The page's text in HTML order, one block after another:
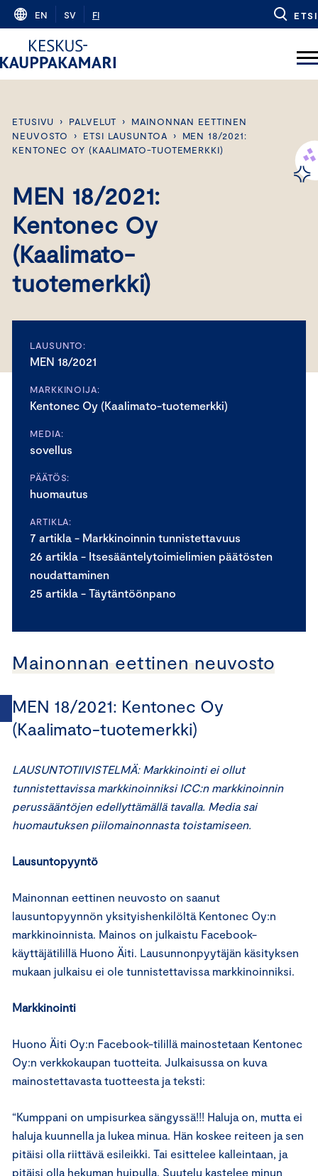
Skip
content
EN SV FI ETSI
ETUSIVU › PALVELUT ›
MAINONNAN EETTINEN
NEUVOSTO
› ETSI LAUSUNTOA ›
MEN 18/2021:
KENTONEC OY (KAALIMATO-TUOTEMERKKI)
MEN 18/2021:
Kentonec Oy
(Kaalimato-
tuotemerkki)
LAUSUNTO:
MEN 18/2021
MARKKINOIJA:
Kentonec Oy (Kaalimato-tuotemerkki)
MEDIA:
sovellus
PÄÄTÖS:
huomautus
ARTIKLA:
7 artikla - Markkinoinnin tunnistettavuus
26 artikla - Itsesääntelytoimielimien päätösten
noudattaminen
25 artikla - Täytäntöönpano
Mainonnan eettinen neuvosto
MEN 18/2021: Kentonec Oy
(Kaalimato-tuotemerkki)
LAUSUNTOTIIVISTELMÄ: Markkinointi ei ollut
tunnistettavissa markkinoinniksi ICC:n markkinoinnin
perussääntöjen edellyttämällä tavalla. Media sai
huomautuksen piilomainonnasta toistamiseen.
Lausuntopyyntö
Mainonnan eettinen neuvosto on saanut
lausuntopyynnön yksityishenkilöltä Kentonec Oy:n
markkinoinnista. Mainos on julkaistu Facebook-
käyttäjätilillä Huono Äiti. Lausunnonpyytäjän käsityksen
mukaan julkaisu ei ole tunnistettavissa markkinoinniksi.
Markkinointi
Huono Äiti Oy:n Facebook-tilillä mainostetaan Kentonec
Oy:n verkkokaupan tuotteita. Julkaisussa on kuva
mainostettavasta tuotteesta ja teksti:
“Kumppani on umpisurkea sängyssä!!! Haluja on, mutta ei
haluja kuunnella ja lukea minua. Hän koskee reiteen ja sen
pitäisi olla riittävä esileikki. Tai esittelee kalleintaan, ja
pitäisi olla hekuman huipulla. Suutelu kastelee minun